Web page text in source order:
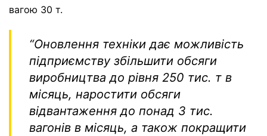
вагою 30 т.
“Оновлення техніки дає можливість
підприємству збільшити обсяги
виробництва до рівня 250 тис. т в
місяць, наростити обсяги
відвантаження до понад 3 тис.
вагонів в місяць, а також покращити